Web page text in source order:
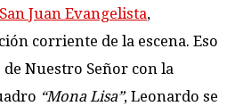
San Juan Evangelista,
corriente de la escena. Eso
Nuestro Señor con la
“Mona Lisa”, Leonardo se